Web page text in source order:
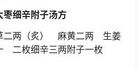
枣细辛附子汤方
二两（炙） 麻黄二两 生姜
二枚细辛三两附子一枚